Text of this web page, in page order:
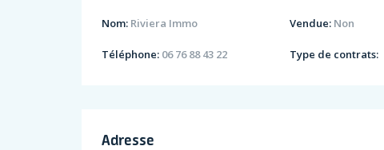
Nom: Riviera Immo
Téléphone: 06 76 88 43 22
Vendue: Non
Type de contrats:
Adresse